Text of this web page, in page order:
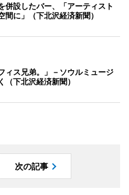
併設したバー、「アーティスト
間に」（下北沢経済新聞）
ィス兄弟。」－ソウルミュージ
（下北沢経済新聞）
次の記事